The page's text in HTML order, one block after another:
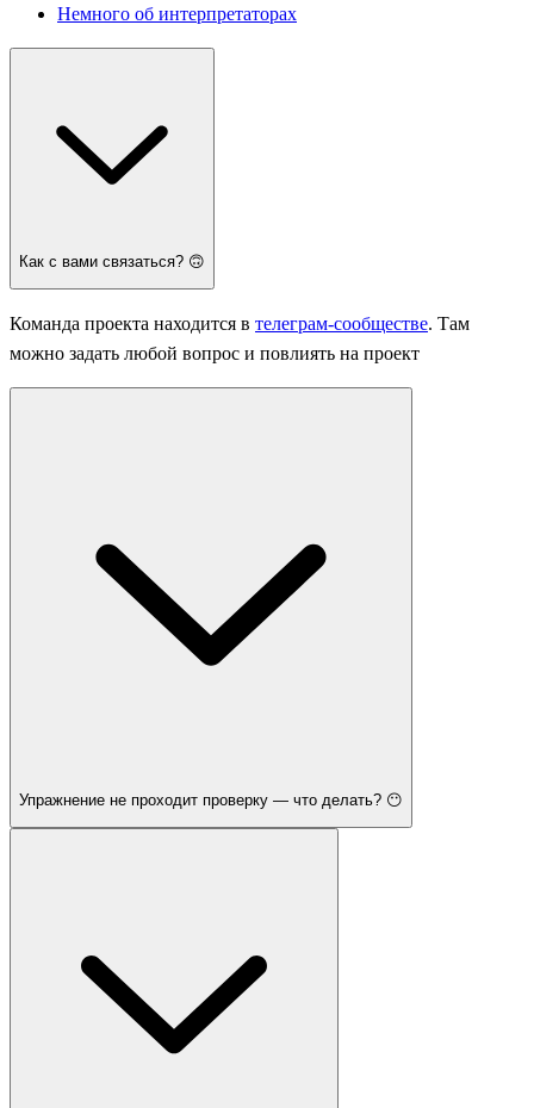
Немного об интерпретаторах
Как с вами связаться? 🙃
Команда проекта находится в телеграм-сообществе. Там
можно задать любой вопрос и повлиять на проект
Упражнение не проходит проверку — что делать? 😶